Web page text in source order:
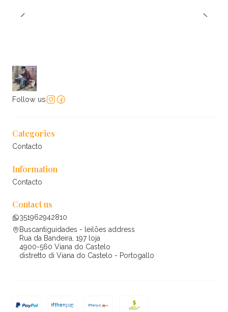
Follow us
Categories
Contacto
Information
Contacto
Contact us
351962942810
Buscantiguidades - leilões address
Rua da Bandeira, 197 loja
4900-560 Viana do Castelo
distretto di Viana do Castelo - Portogallo